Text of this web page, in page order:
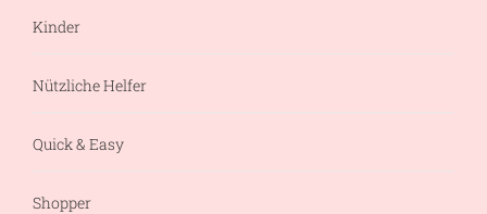
Kinder
Nützliche Helfer
Quick & Easy
Shopper